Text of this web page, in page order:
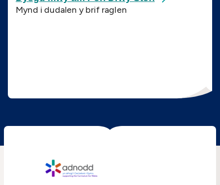
Mynd i dudalen y brif raglen